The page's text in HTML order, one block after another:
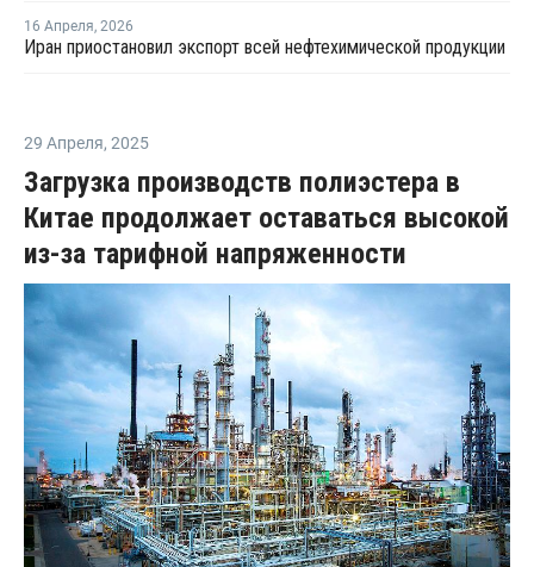
16 Апреля, 2026
Иран приостановил экспорт всей нефтехимической продукции
29 Апреля, 2025
Загрузка производств полиэстера в
Китае продолжает оставаться высокой
из-за тарифной напряженности